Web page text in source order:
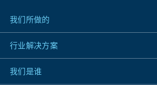
我们所做的
行业解决方案
我们是谁